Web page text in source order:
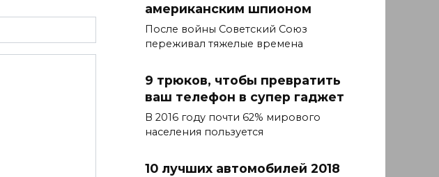
американским шпионом
После войны Советский Союз
переживал тяжелые времена
9 трюков, чтобы превратить
ваш телефон в супер гаджет
В 2016 году почти 62% мирового
населения пользуется
10 лучших автомобилей 2018